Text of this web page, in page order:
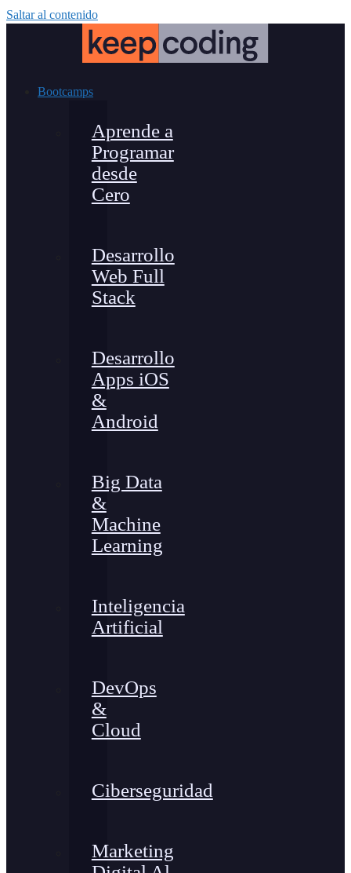
Saltar al contenido
Bootcamps
Aprende a
Programar
desde
Cero
Desarrollo
Web Full
Stack
Desarrollo
Apps iOS
&
Android
Big Data
&
Machine
Learning
Inteligencia
Artificial
DevOps
&
Cloud
Ciberseguridad
Marketing